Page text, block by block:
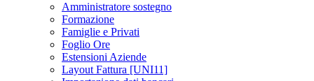
Amministratore sostegno
Formazione
Famiglie e Privati
Foglio Ore
Estensioni Aziende
Layout Fattura [UNI11]